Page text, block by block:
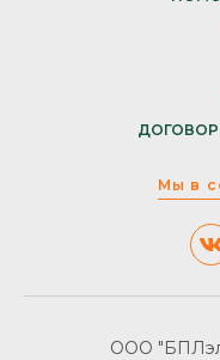
Мы в
ООО